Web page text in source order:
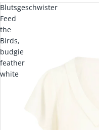
Blutsgeschwister
Feed
the
Birds,
budgie
feather
white